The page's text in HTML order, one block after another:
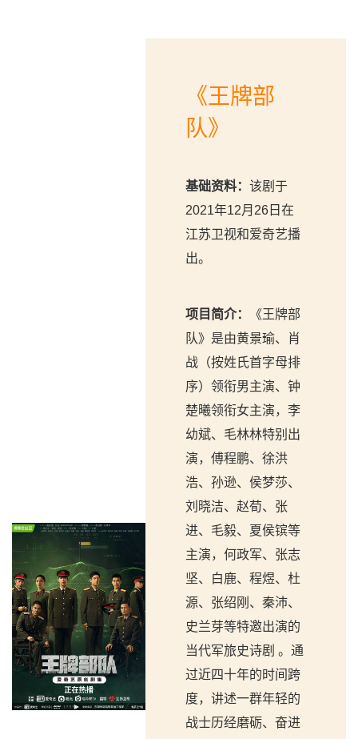
《王牌部
队》
基础资料：该剧于
2021年12月26日在
江苏卫视和爱奇艺播
出。
项目简介：
《王牌部
队》是由黄景瑜、肖
战（按姓氏首字母排
序）领衔男主演、钟
楚曦领衔女主演，李
幼斌、毛林林特别出
演，傅程鹏、徐洪
浩、孙逊、侯梦莎、
刘晓洁、赵荀、张
进、毛毅、夏侯镔等
主演，何政军、张志
坚、白鹿、程煜、杜
源、张绍刚、秦沛、
史兰芽等特邀出演的
当代军旅史诗剧 。通
过近四十年的时间跨
度，讲述一群年轻的
战士历经磨砺、奋进